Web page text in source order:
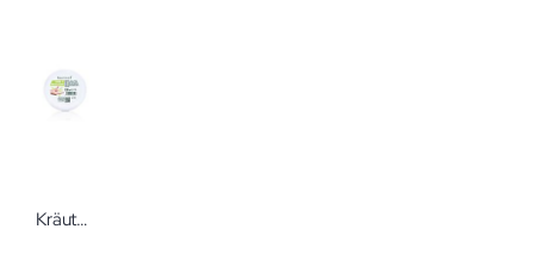
KräuterhoF Hand- und Nagelcreme 100 ml